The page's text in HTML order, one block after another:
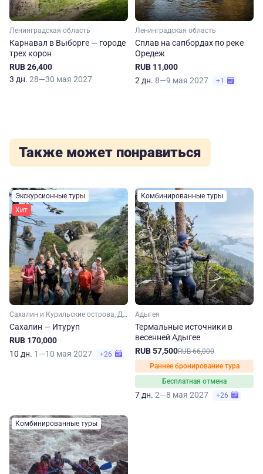
Ленинградская область
Карнавал в Выборге — городе
трех корон
RUB 26,400
3 дн. 28—30 мая 2027
Ленинградская область
Сплав на сапбордах по реке
Оредеж
RUB 11,000
2 дн. 8—9 мая 2027 +1
Также может понравиться
Экскурсионные туры
Хит
Сахалин и Курильские острова, Дальний Восток
Сахалин — Итуруп
RUB 170,000
10 дн. 1—10 мая 2027 +26
Комбинированные туры
Адыгея
Термальные источники в
весенней Адыгее
RUB 57,500RUB 66,000
Раннее бронирование тура
Бесплатная отмена
7 дн. 2—8 мая 2027 +26
Комбинированные туры